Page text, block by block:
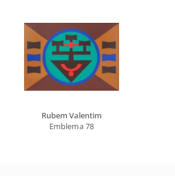
Rubem Valentim
Emblema 78